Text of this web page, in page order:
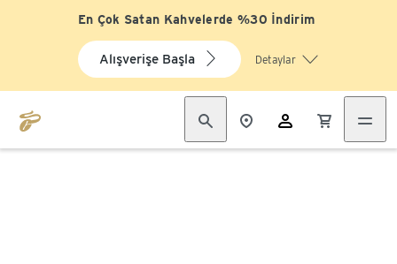
En Çok Satan Kahvelerde %30 İndirim
Alışverişe Başla Detaylar